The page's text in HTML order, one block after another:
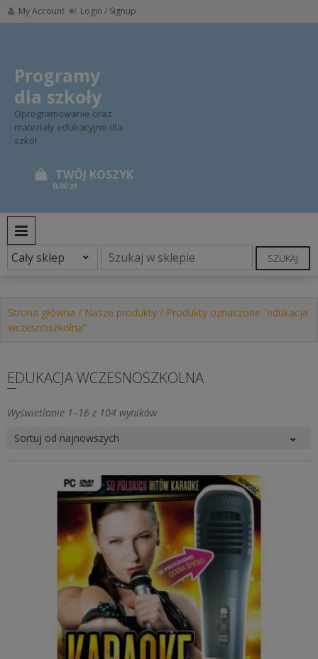
Skip
to
My Account Login / Signup
Programy
dla szkoły
Oprogramowanie oraz
materiały edukacyjne dla
szkół
0,00 zł
SZUKAJ
Strona główna / Nasze produkty / Produkty oznaczone “edukacja
wczesnoszkolna”
EDUKACJA WCZESNOSZKOLNA
Wyświetlanie 1–16 z 104 wynikówPosortowane